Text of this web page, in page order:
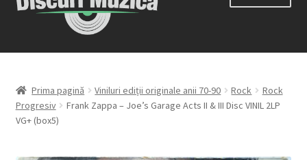
Viniluri ediții originale anii 70-90
CD-uri originale
Contact
Prima pagină Viniluri ediții originale anii 70-90 Rock
Rock
Progresiv
Frank Zappa – Joe’s Garage Acts II & III Disc VINIL 2LP
VG+ (box5)